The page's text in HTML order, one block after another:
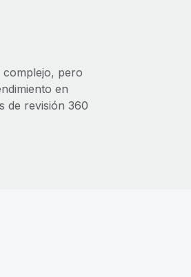
complejo, pero
en
de revisión 360